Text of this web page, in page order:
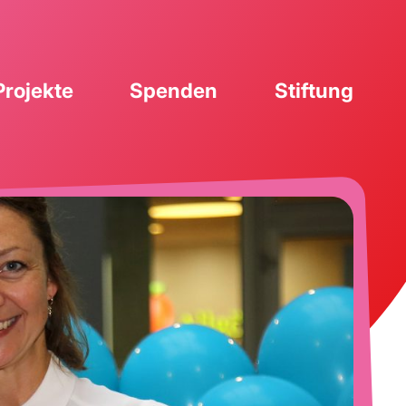
Spenden Stiftung